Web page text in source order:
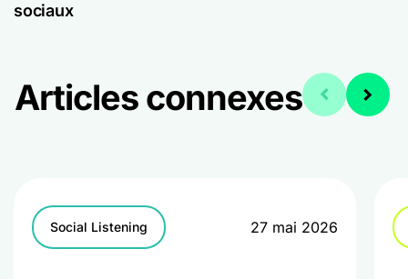
sociaux
Articles connexes
Social Listening 27 mai 2026